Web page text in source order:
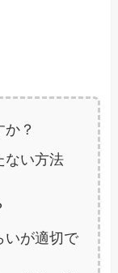
？
ない方法
いが適切で